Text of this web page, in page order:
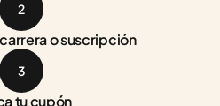
2
o suscripción
3
tu cupón